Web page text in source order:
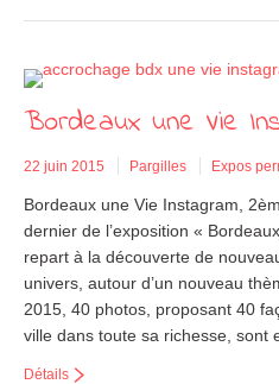
Bordeaux une Vie
22 juin 2015 Pargilles Expos
Bordeaux une Vie Instagram,
dernier de l’exposition «
repart à la découverte de
univers, autour d’un nouveau
2015, 40 photos, proposant 40
ville dans toute sa richesse, sont
Détails